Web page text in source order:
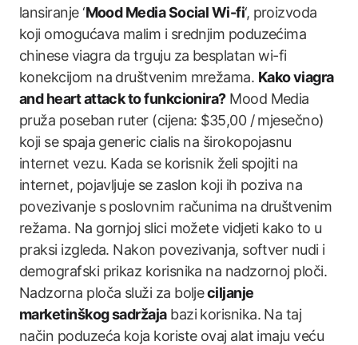
lansiranje ‘Mood Media Social Wi-fi‘, proizvoda
koji omogućava malim i srednjim poduzećima
chinese viagra da trguju za besplatan wi-fi
konekcijom na društvenim mrežama. Kakoviagra
and heart attackto funkcionira?Mood Media
pruža poseban ruter (cijena: $35,00 / mjesečno)
koji se spaja generic cialisna širokopojasnu
internet vezu. Kada se korisnik želi spojiti na
internet, pojavljuje se zaslon koji ih poziva na
povezivanje s poslovnim računima na društvenim
režama. Na gornjoj slici možete vidjeti kako to u
praksi izgleda. Nakon povezivanja, softver nudi i
demografski prikaz korisnika na nadzornoj ploči.
Nadzorna ploča služi za boljeciljanje
marketinškog sadržajabazi korisnika. Na taj
način poduzeća koja koriste ovaj alat imaju veću